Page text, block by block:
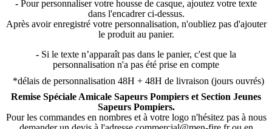
- Pour personnaliser votre housse de casque, ajoutez votre texte
dans l'encadrer ci-dessus.
Après avoir enregistré votre personnalisation, n'oubliez pas d'ajouter
le produit au panier.
- Si le texte n’apparaît pas dans le panier, c'est que la
personnalisation n'a pas été prise en compte
*délais de personnalisation 48H + 48H de livraison (jours ouvrés)
Remise Spéciale Amicale Sapeurs Pompiers et Section Jeunes
Sapeurs Pompiers.
Pour les commandes en nombres et à votre logo n'hésitez pas à nous